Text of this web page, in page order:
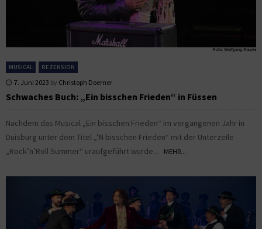
MUSICAL REZENSION
7. Juni 2023 by Christoph Doerner
Schwaches Buch: „Ein bisschen Frieden“ in Füssen
Nachdem das Musical „Ein bisschen Frieden“ im vergangenen Jahr in
Duisburg unter dem Titel „’N bisschen Frieden“ mit der Unterzeile
„Rock’n’Roll Summer“ uraufgeführt wurde...
MEHR...